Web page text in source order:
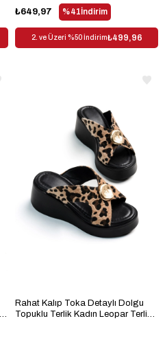
%41İndirim
₺649,97
2. ve Üzeri %50 İndirim₺499,96
Rahat Kalıp Toka Detaylı Dolgu
Topuklu Terlik Kadın Leopar Terlik